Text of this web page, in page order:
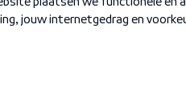
voorwaarden Privacybeleid